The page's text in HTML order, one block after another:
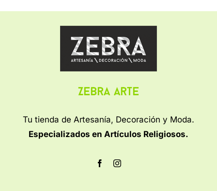
Zebra Arte
Tu tienda de Artesanía, Decoración y Moda.
Especializados en Artículos Religiosos.